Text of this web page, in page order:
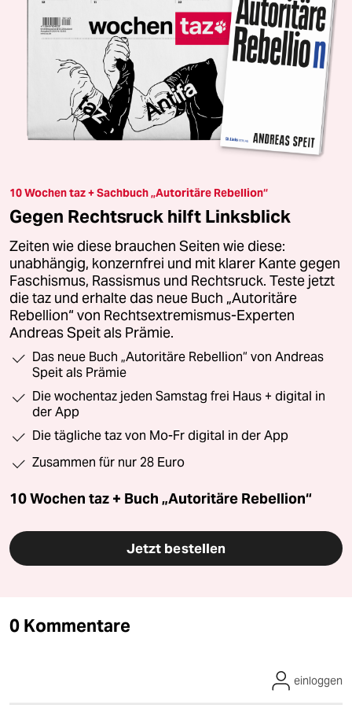
10 Wochen taz + Sachbuch „Autoritäre Rebellion“
Gegen Rechtsruck hilft Linksblick
Zeiten wie diese brauchen Seiten wie diese:
unabhängig, konzernfrei und mit klarer Kante gegen
Faschismus, Rassismus und Rechtsruck. Teste jetzt
die taz und erhalte das neue Buch „Autoritäre
Rebellion“ von Rechtsextremismus-Experten
Andreas Speit als Prämie.
Das neue Buch „Autoritäre Rebellion“ von Andreas
Speit als Prämie
Die wochentaz jeden Samstag frei Haus + digital in
der App
Die tägliche taz von Mo-Fr digital in der App
Zusammen für nur 28 Euro
10 Wochen taz + Buch „Autoritäre Rebellion“
Jetzt bestellen
0 Kommentare
einloggen